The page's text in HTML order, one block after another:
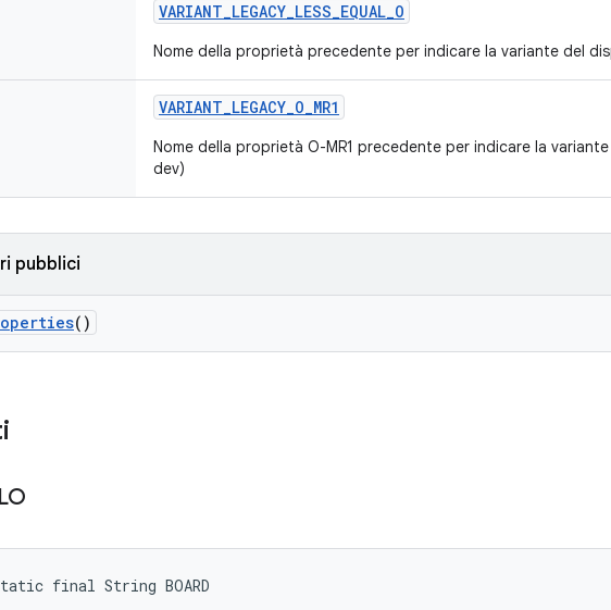
VARIANT_LEGACY_LESS_EQUAL_O
Nome della proprietà precedente per indicare la variante del
VARIANT_LEGACY_O_MR1
Nome della proprietà O-MR1 precedente per indicare la
dev)
pubblici
()
final String BOARD